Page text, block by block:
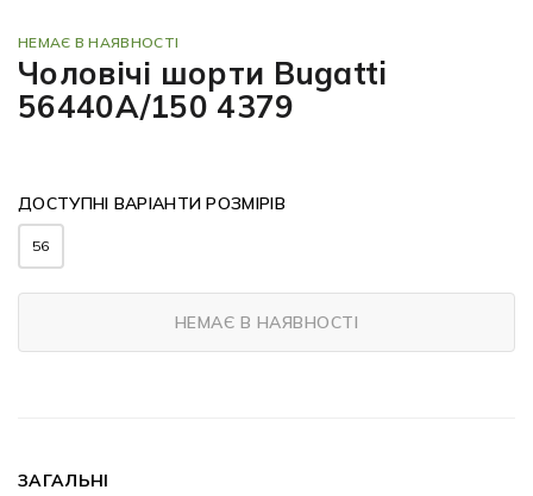
НЕМАЄ В НАЯВНОСТІ
Чоловічі шорти Bugatti
56440A/150 4379
ДОСТУПНІ ВАРІАНТИ РОЗМІРІВ
56
НЕМАЄ В НАЯВНОСТІ
ЗАГАЛЬНІ